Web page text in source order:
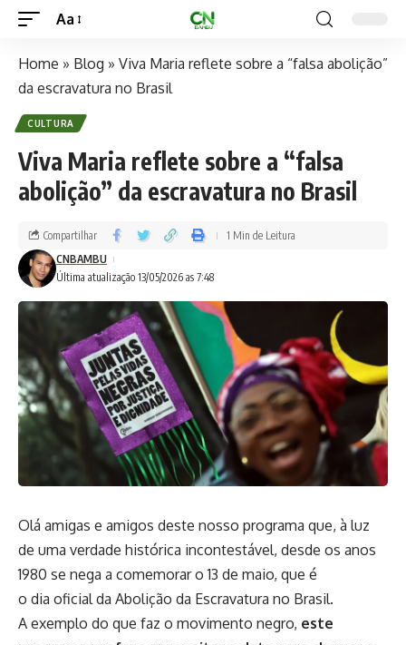
Aa
Home » Blog » Viva Maria reflete sobre a “falsa abolição”
da escravatura no Brasil
CULTURA
Viva Maria reflete sobre a “falsa
abolição” da escravatura no Brasil
Última atualização 13/05/2026 as 7:48
CNBAMBU
Compartilhar 1 Min de Leitura
Olá amigas e amigos deste nosso programa que, à luz
de uma verdade histórica incontestável, desde os anos
1980 se nega a comemorar o 13 de maio, que é
o dia oficial da Abolição da Escravatura no Brasil.
A exemplo do que faz o movimento negro, este